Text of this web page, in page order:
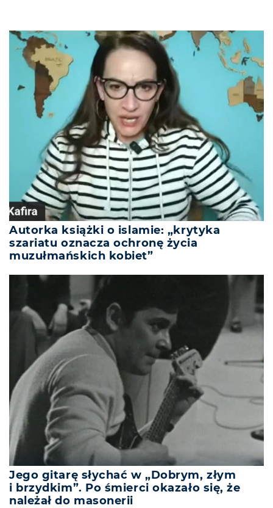
Autorka książki o islamie: „krytyka
szariatu oznacza ochronę życia
muzułmańskich kobiet”
Jego gitarę słychać w „Dobrym, złym
i brzydkim”. Po śmierci okazało się, że
należał do masonerii